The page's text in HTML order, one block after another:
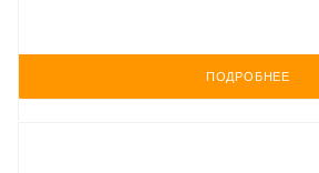
ПОДРОБНЕЕ